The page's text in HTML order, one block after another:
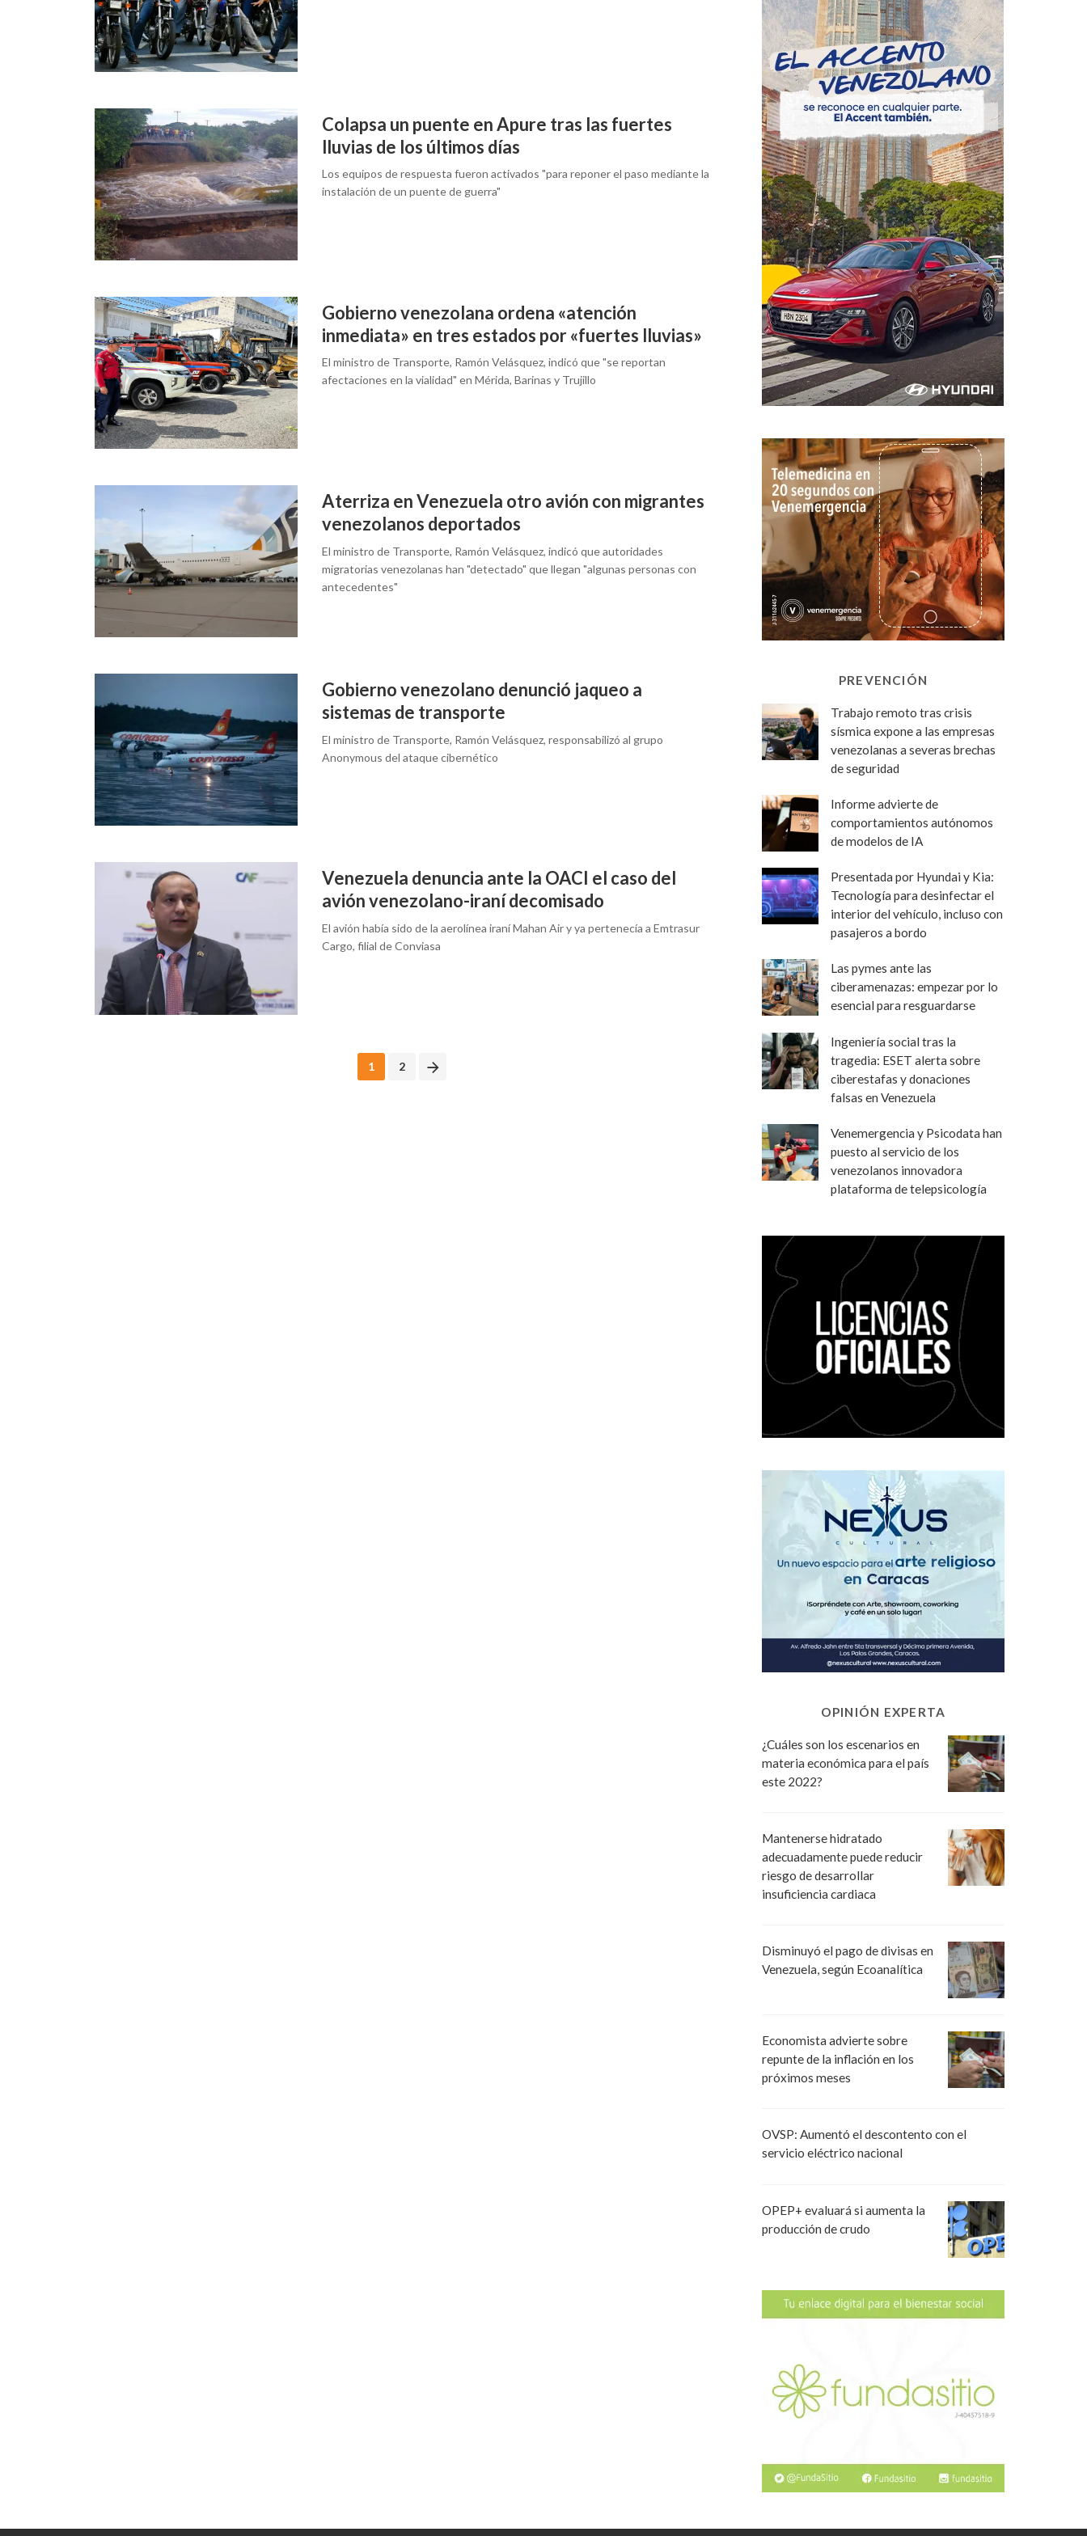
Colapsa un puente en Apure tras las fuertes
lluvias de los últimos días
Los equipos de respuesta fueron activados "para reponer el paso mediante la
instalación de un puente de guerra"
Gobierno venezolana ordena «atención
inmediata» en tres estados por «fuertes lluvias»
El ministro de Transporte, Ramón Velásquez, indicó que "se reportan
afectaciones en la vialidad" en Mérida, Barinas y Trujillo
Aterriza en Venezuela otro avión con migrantes
venezolanos deportados
El ministro de Transporte, Ramón Velásquez, indicó que autoridades
migratorias venezolanas han "detectado" que llegan "algunas personas con
antecedentes"
Gobierno venezolano denunció jaqueo a
sistemas de transporte
El ministro de Transporte, Ramón Velásquez, responsabilizó al grupo
Anonymous del ataque cibernético
Venezuela denuncia ante la OACI el caso del
avión venezolano-iraní decomisado
El avión había sido de la aerolínea iraní Mahan Air y ya pertenecía a Emtrasur
Cargo, filial de Conviasa
1 2
PREVENCIÓN
Trabajo remoto tras crisis
sísmica expone a las empresas
venezolanas a severas brechas
de seguridad
Informe advierte de
comportamientos autónomos
de modelos de IA
Presentada por Hyundai y Kia:
Tecnología para desinfectar el
interior del vehículo, incluso con
pasajeros a bordo
Las pymes ante las
ciberamenazas: empezar por lo
esencial para resguardarse
Ingeniería social tras la
tragedia: ESET alerta sobre
ciberestafas y donaciones
falsas en Venezuela
Venemergencia y Psicodata han
puesto al servicio de los
venezolanos innovadora
plataforma de telepsicología
OPINIÓN EXPERTA
¿Cuáles son los escenarios en
materia económica para el país
este 2022?
Mantenerse hidratado
adecuadamente puede reducir
riesgo de desarrollar
insuficiencia cardiaca
Disminuyó el pago de divisas en
Venezuela, según Ecoanalítica
Economista advierte sobre
repunte de la inflación en los
próximos meses
OVSP: Aumentó el descontento con el
servicio eléctrico nacional
OPEP+ evaluará si aumenta la
producción de crudo